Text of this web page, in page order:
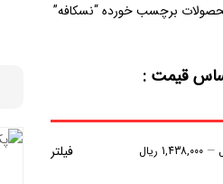
برچسب خورده “نسکافه”
قیمت :
فیلتر — 1,438,000 ریال